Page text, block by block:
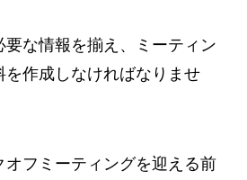
要な情報を揃え、ミーティン
を作成しなければなりませ
フミーティングを迎える前